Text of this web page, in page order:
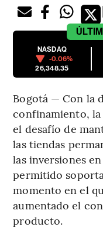
NASDAQ
-0.06%
26,348.35
Bogotá — Con la
confinamiento,
el desafío de
las tiendas
las inversiones
permitido
momento en el
aumentado el
producto.